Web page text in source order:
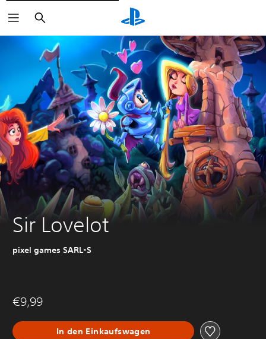
Suchen
Sir Lovelot
pixel games SARL-S
€9,99
In den Einkaufswagen